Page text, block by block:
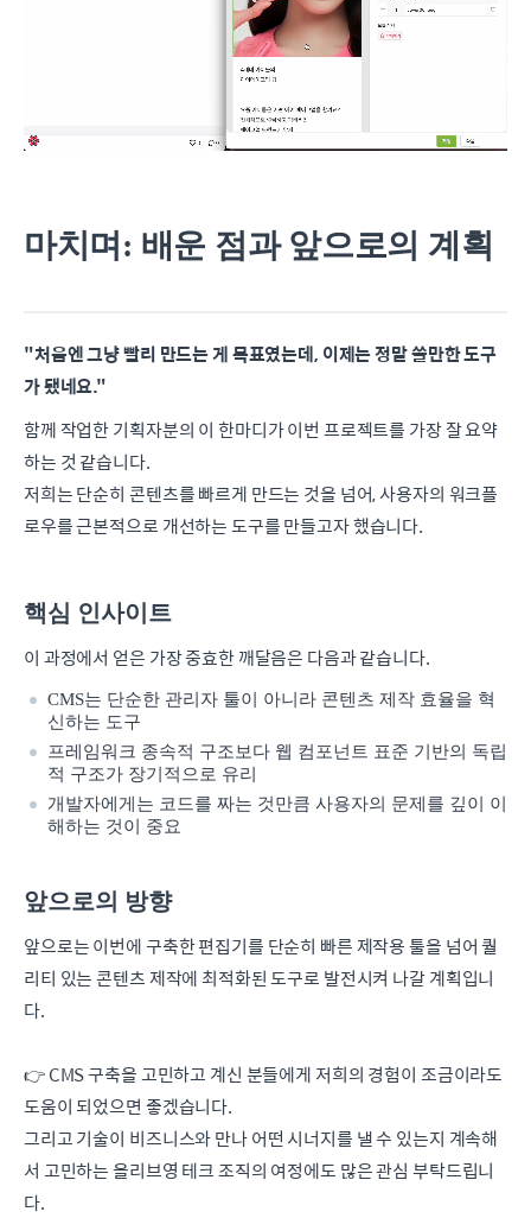
마치며: 배운 점과 앞으로의 계획
"처음엔 그냥 빨리 만드는 게 목표였는데, 이제는 정말 쓸만한 도구
가 됐네요."
함께 작업한 기획자분의 이 한마디가 이번 프로젝트를 가장 잘 요약
하는 것 같습니다.
저희는 단순히 콘텐츠를 빠르게 만드는 것을 넘어, 사용자의 워크플
로우를 근본적으로 개선하는 도구를 만들고자 했습니다.
핵심 인사이트
이 과정에서 얻은 가장 중효한 깨달음은 다음과 같습니다.
CMS는 단순한 관리자 툴이 아니라 콘텐츠 제작 효율을 혁
신하는 도구
프레임워크 종속적 구조보다 웹 컴포넌트 표준 기반의 독립
적 구조가 장기적으로 유리
개발자에게는 코드를 짜는 것만큼 사용자의 문제를 깊이 이
해하는 것이 중요
앞으로의 방향
앞으로는 이번에 구축한 편집기를 단순히 빠른 제작용 툴을 넘어 퀄
리티 있는 콘텐츠 제작에 최적화된 도구로 발전시켜 나갈 계획입니
다.
👉 CMS 구축을 고민하고 계신 분들에게 저희의 경험이 조금이라도
도움이 되었으면 좋겠습니다.
그리고 기술이 비즈니스와 만나 어떤 시너지를 낼 수 있는지 계속해
서 고민하는 올리브영 테크 조직의 여정에도 많은 관심 부탁드립니
다.